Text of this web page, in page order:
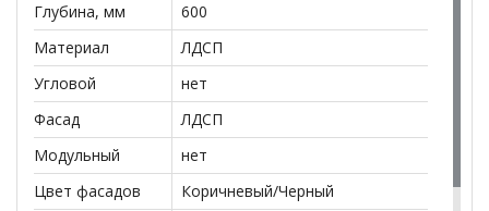
ВГ60 Модуль верхний горизонтальный (ШхГхВ)
600х300х362мм - 1шт
ВС760 Модуль верхний с посудосушителем (ШхГхВ)
600х300х710мм -1 шт
Н60 Модуль нижний (ШхГхВ) 600х470х824мм - 1шт
НЯ40 Модуль нижний для ящиков (ШхГхВ)
400х470х824мм - 1шт
Н40 Модуль нижний (ШхГхВ) 400х470х824мм - 1шт
С100 Столешница 1000х600х26мм - 1шт
С40 Столешница 400х600х26мм - 1шт
Глубина, мм
600
Материал
ЛДСП
Угловой
нет
Фасад
ЛДСП
Модульный
нет
Цвет фасадов
Коричневый/Черный